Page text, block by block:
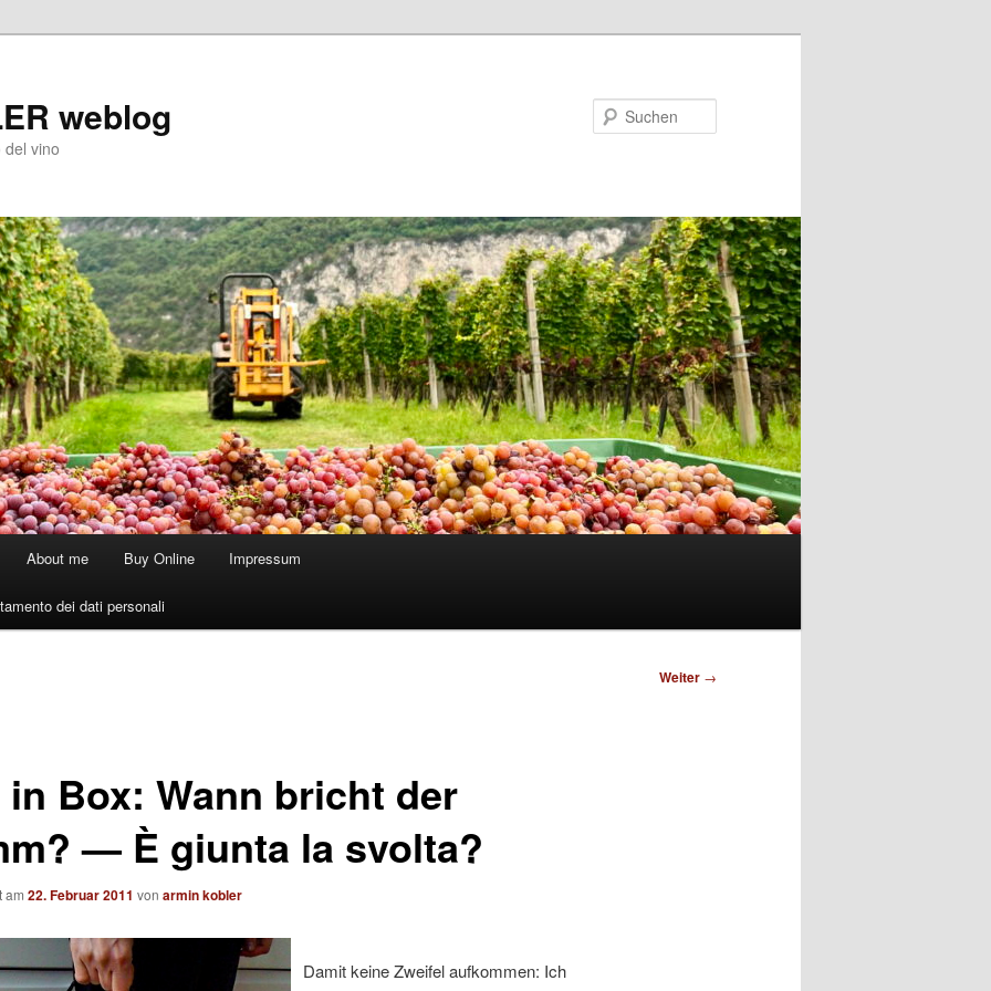
weblog
vino
About me Buy Online Impressum
dei dati personali
Weiter →
in Box: Wann bricht der
— È giunta la svolta?
am 22. Februar 2011 von armin kobler
Damit keine Zweifel aufkommen: Ich